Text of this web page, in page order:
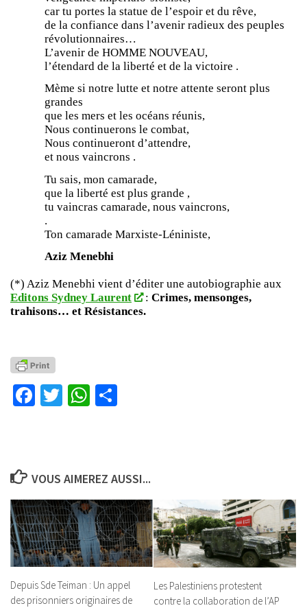
car tu portes la statue de l’espoir et du rêve,
de la confiance dans l’avenir radieux des peuples
révolutionnaires…
L’avenir de HOMME NOUVEAU,
l’étendard de la liberté et de la victoire .
Mème si notre lutte et notre attente seront plus
grandes
que les mers et les océans réunis,
Nous continuerons le combat,
Nous continueront d’attendre,
et nous vaincrons .
Tu sais, mon camarade,
que la liberté est plus grande ,
tu vaincras camarade, nous vaincrons,
.
Ton camarade Marxiste-Léniniste,
Aziz Menebhi
(*) Aziz Menebhi vient d’éditer une autobiographie aux
Editons Sydney Laurent
: Crimes, mensonges,
trahisons… et Résistances.
Facebook
TwitterWhatsApp
VOUS AIMEREZ AUSSI...
Depuis Sde Teiman : Un appel
des prisonniers originaires de
Les Palestiniens protestent
contre la collaboration de l’AP